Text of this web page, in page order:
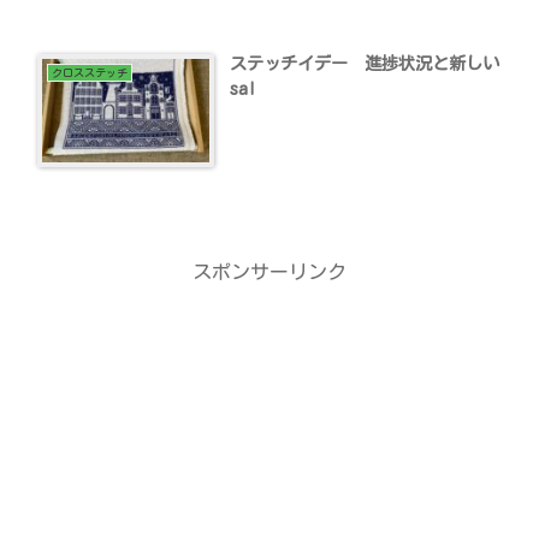
クロスステッチ
ステッチイデー 進捗状況と新しい
sal
スポンサーリンク